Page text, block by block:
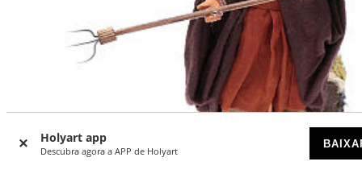
Holyart app
Descubra agora a APP de Holyart